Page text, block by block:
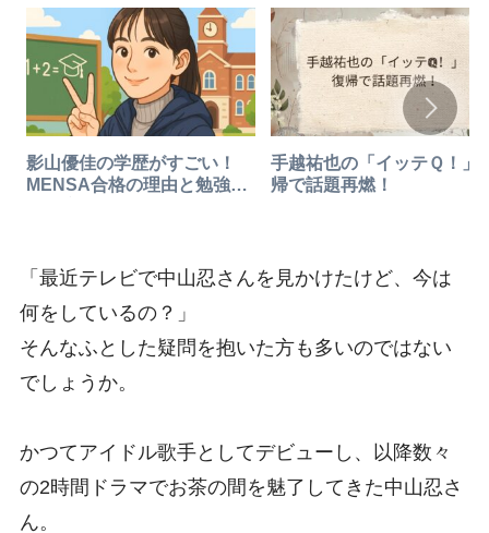
影山優佳の学歴がすごい！
MENSA合格の理由と勉強法
手越祐也の「イッテＱ！」
帰で話題再燃！
「最近テレビで中山忍さんを見かけたけど、今は
何をしているの？」
そんなふとした疑問を抱いた方も多いのではない
でしょうか。
かつてアイドル歌手としてデビューし、以降数々
の2時間ドラマでお茶の間を魅了してきた中山忍さ
ん。